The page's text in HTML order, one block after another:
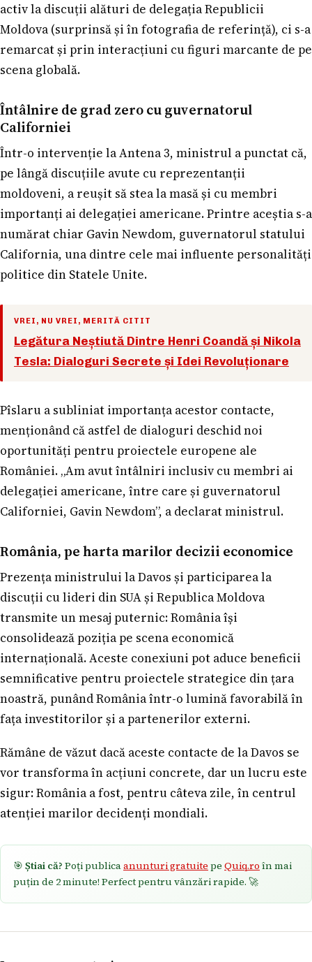
activ la discuții alături de delegația Republicii
Moldova (surprinsă și în fotografia de referință), ci s-a
remarcat și prin interacțiuni cu figuri marcante de pe
scena globală.
Întâlnire de grad zero cu guvernatorul
Californiei
Într-o intervenție la Antena 3, ministrul a punctat că,
pe lângă discuțiile avute cu reprezentanții
moldoveni, a reușit să stea la masă și cu membri
importanți ai delegației americane. Printre aceștia s-a
numărat chiar Gavin Newdom, guvernatorul statului
California, una dintre cele mai influente personalități
politice din Statele Unite.
VREI, NU VREI, MERITĂ CITIT
Legătura Neștiută Dintre Henri Coandă și Nikola
Tesla: Dialoguri Secrete și Idei Revoluționare
Pîslaru a subliniat importanța acestor contacte,
menționând că astfel de dialoguri deschid noi
oportunități pentru proiectele europene ale
României. „Am avut întâlniri inclusiv cu membri ai
delegației americane, între care și guvernatorul
Californiei, Gavin Newdom”, a declarat ministrul.
România, pe harta marilor decizii economice
Prezența ministrului la Davos și participarea la
discuții cu lideri din SUA și Republica Moldova
transmite un mesaj puternic: România își
consolidează poziția pe scena economică
internațională. Aceste conexiuni pot aduce beneficii
semnificative pentru proiectele strategice din țara
noastră, punând România într-o lumină favorabilă în
fața investitorilor și a partenerilor externi.
Rămâne de văzut dacă aceste contacte de la Davos se
vor transforma în acțiuni concrete, dar un lucru este
sigur: România a fost, pentru câteva zile, în centrul
atenției marilor decidenți mondiali.
🎯 Știai că? Poți publicaanunturi gratuite pe Quiq.ro în mai
puțin de 2 minute! Perfect pentru vânzări rapide. 🚀